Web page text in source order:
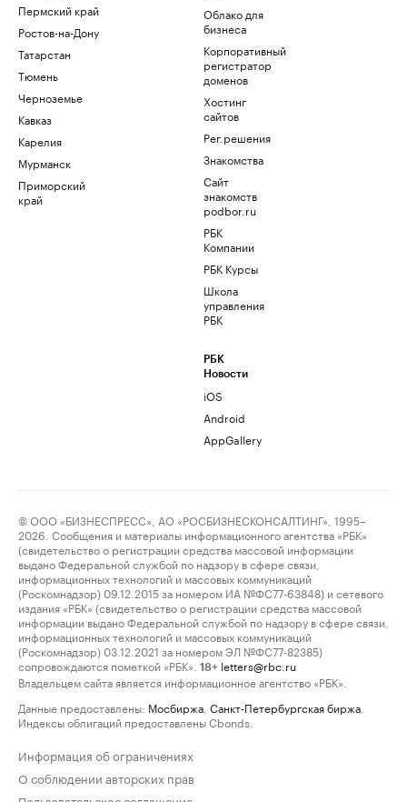
Пермский край
Ростов-на-Дону
Татарстан
Тюмень
Черноземье
Кавказ
Карелия
Мурманск
Приморский
край
Облако для
бизнеса
Корпоративный
регистратор
доменов
Хостинг
сайтов
Рег.решения
Знакомства
Сайт
знакомств
podbor.ru
РБК
Компании
РБК Курсы
Школа
управления
РБК
РБК
Новости
iOS
Android
AppGallery
© ООО «БИЗНЕСПРЕСС», АО «РОСБИЗНЕСКОНСАЛТИНГ», 1995–
2026. Сообщения и материалы информационного агентства «РБК»
(свидетельство о регистрации средства массовой информации
выдано Федеральной службой по надзору в сфере связи,
информационных технологий и массовых коммуникаций
(Роскомнадзор) 09.12.2015 за номером ИА №ФС77-63848) и сетевого
издания «РБК» (свидетельство о регистрации средства массовой
информации выдано Федеральной службой по надзору в сфере связи,
информационных технологий и массовых коммуникаций
(Роскомнадзор) 03.12.2021 за номером ЭЛ №ФС77-82385)
сопровождаются пометкой «РБК».
18+ letters@rbc.ru
Владельцем сайта является информационное агентство «РБК».
Данные предоставлены: Мосбиржа Санкт-Петербургская биржа
Индексы облигаций предоставлены Cbonds.
Информация об ограничениях
О соблюдении авторских прав